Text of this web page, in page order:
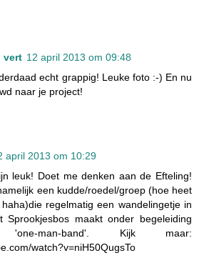
vert 12 april 2013 om 09:48
echt grappig! Leuke foto :-) En nu
naar je project!
april 2013 om 10:29
leuk! Doet me denken aan de Efteling!
een kudde/roedel/groep (hoe heet
regelmatig een wandelingetje in
maakt onder begeleiding
man-band'. Kijk maar:
watch?v=niH50QugsTo